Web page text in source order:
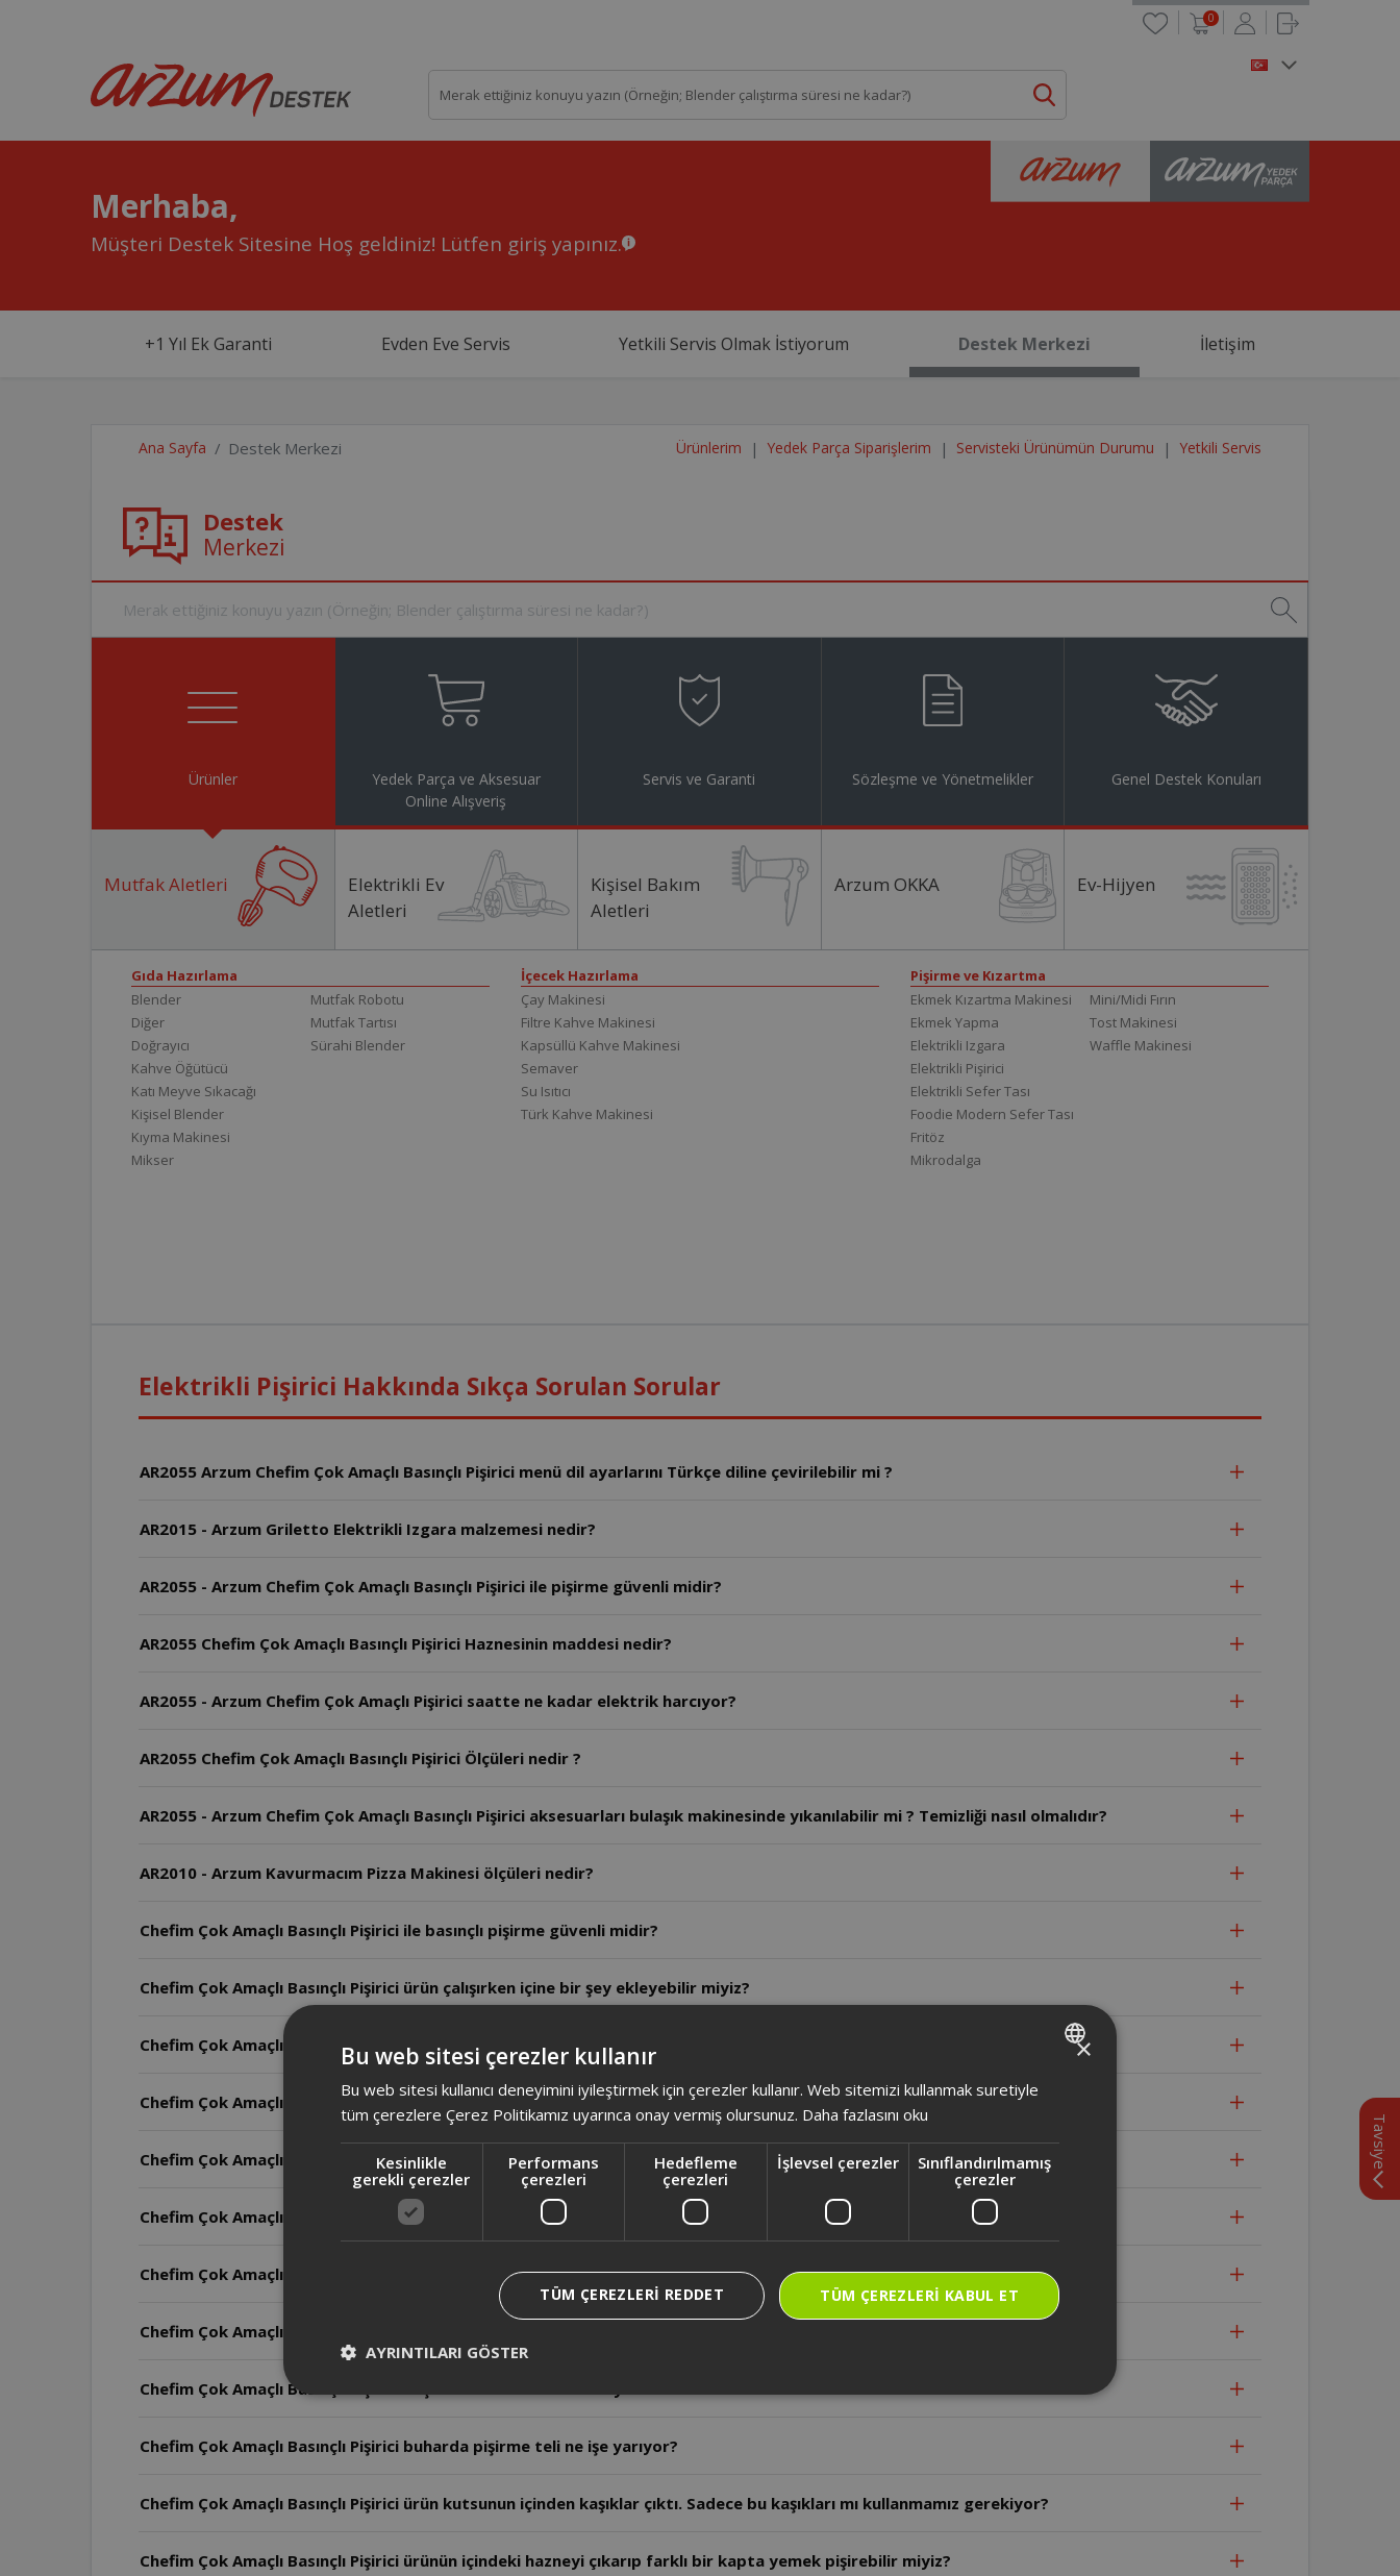
0
Merhaba,
Müşteri Destek Sitesine Hoş geldiniz! Lütfen giriş yapınız.
+1 Yıl Ek Garanti Evden Eve Servis Yetkili Servis Olmak İstiyorum Destek Merkezi İletişim
Ana Sayfa Destek Merkezi Ürünlerim Yedek Parça Siparişlerim Servisteki Ürünümün Durumu Yetkili Servis
Destek
Merkezi
Ürünler
Yedek Parça ve Aksesuar
Online Alışveriş
Servis ve Garanti Sözleşme ve Yönetmelikler Genel Destek Konuları
Mutfak Aletleri
Elektrikli Ev
Aletleri
Kişisel Bakım
Aletleri
Arzum OKKA Ev-Hijyen
Gıda Hazırlama
Blender
Diğer
Doğrayıcı
Kahve Öğütücü
Katı Meyve Sıkacağı
Kişisel Blender
Kıyma Makinesi
Mikser
Mutfak Robotu
Mutfak Tartısı
Sürahi Blender
İçecek Hazırlama
Çay Makinesi
Filtre Kahve Makinesi
Kapsüllü Kahve Makinesi
Semaver
Su Isıtıcı
Türk Kahve Makinesi
Pişirme ve Kızartma
Ekmek Kızartma Makinesi
Ekmek Yapma
Elektrikli Izgara
Elektrikli Pişirici
Elektrikli Sefer Tası
Foodie Modern Sefer Tası
Fritöz
Mikrodalga
Mini/Midi Fırın
Tost Makinesi
Waffle Makinesi
Elektrikli Pişirici Hakkında Sıkça Sorulan Sorular
AR2055 Arzum Chefim Çok Amaçlı Basınçlı Pişirici menü dil ayarlarını Türkçe diline çevirilebilir mi ?
AR2015 - Arzum Griletto Elektrikli Izgara malzemesi nedir?
AR2055 - Arzum Chefim Çok Amaçlı Basınçlı Pişirici ile pişirme güvenli midir?
AR2055 Chefim Çok Amaçlı Basınçlı Pişirici Haznesinin maddesi nedir?
AR2055 - Arzum Chefim Çok Amaçlı Pişirici saatte ne kadar elektrik harcıyor?
AR2055 Chefim Çok Amaçlı Basınçlı Pişirici Ölçüleri nedir ?
AR2055 - Arzum Chefim Çok Amaçlı Basınçlı Pişirici aksesuarları bulaşık makinesinde yıkanılabilir mi ? Temizliği nasıl olmalıdır?
AR2010 - Arzum Kavurmacım Pizza Makinesi ölçüleri nedir?
Chefim Çok Amaçlı Basınçlı Pişirici ile basınçlı pişirme güvenli midir?
Chefim Çok Amaçlı Basınçlı Pişirici ürün çalışırken içine bir şey ekleyebilir miyiz?
Chefim Çok Amaçlı Basınçlı Pişirici ürünü yanlış bir modda çalıştırdığımızda iptal tuşuna basıp yeni bir mod seçebilir miyiz?
Chefim Çok Amaçlı Basınçlı Pişirici elektrikler kesildiğinde ve sonra geldiğinde ürün kaldığı yerden çalışmaya devam eder mi?
Chefim Çok Amaçlı Basınçlı Pişirici sıcak tutma modu nedir?
Chefim Çok Amaçlı Basınçlı Pişirici elektrikli olması sebebiyle daha mı yavaş pişirir?
Chefim Çok Amaçlı Basınçlı Pişirici ekstra hazne istiyorum nereden alabilirim?
Chefim Çok Amaçlı Basınçlı Pişirici ürünü nasıl çalıştıracağız?
Chefim Çok Amaçlı Basınçlı Pişirici başka bir tel kullanabilir miyiz?
Chefim Çok Amaçlı Basınçlı Pişirici buharda pişirme teli ne işe yarıyor?
Chefim Çok Amaçlı Basınçlı Pişirici ürün kutsunun içinden kaşıklar çıktı. Sadece bu kaşıkları mı kullanmamız gerekiyor?
Chefim Çok Amaçlı Basınçlı Pişirici ürünün içindeki hazneyi çıkarıp farklı bir kapta yemek pişirebilir miyiz?
Tavsiye
TURKISH
×
Bu web sitesi çerezler kullanır
Bu web sitesi kullanıcı deneyimini iyileştirmek için çerezler kullanır. Web sitemizi kullanmak suretiyle
tüm çerezlere Çerez Politikamız uyarınca onay vermiş olursunuz. Daha fazlasını oku
Kesinlikle
gerekli çerezler
Performans
çerezleri
Hedefleme
çerezleri
İşlevsel çerezler
Sınıflandırılmamış
çerezler
TÜM ÇEREZLERI KABUL ET
TÜM ÇEREZLERI REDDET
AYRINTILARI GÖSTER